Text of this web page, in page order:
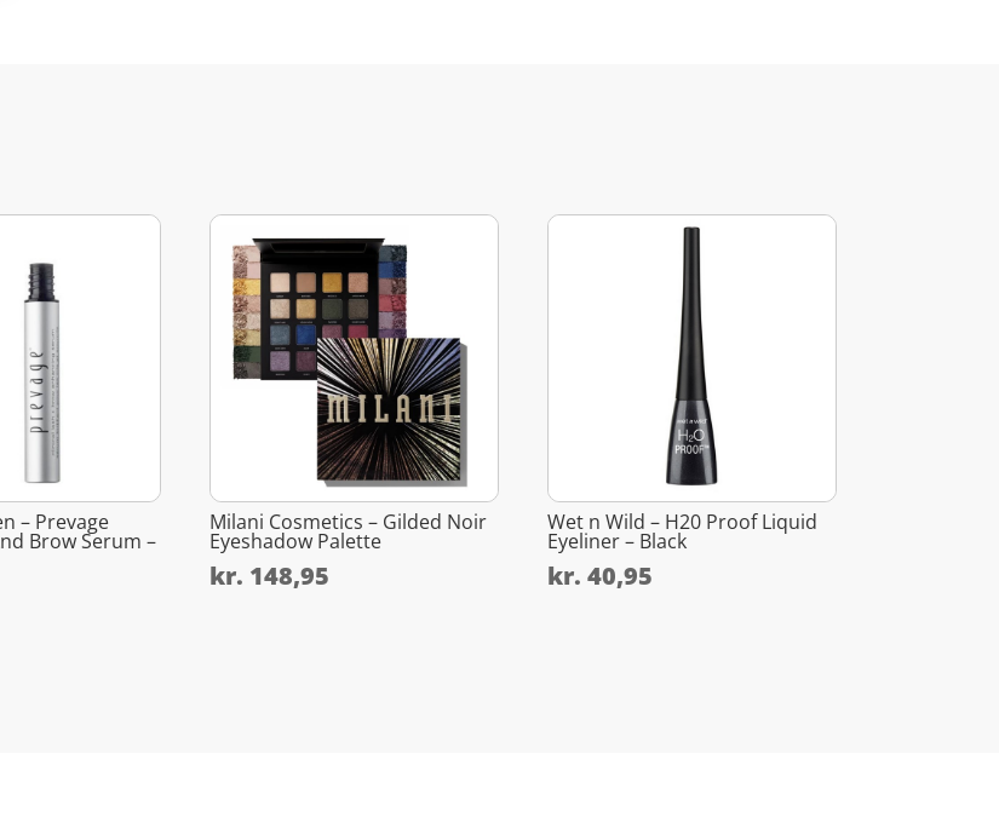
– Prevage
Brow Serum –
Milani Cosmetics – Gilded Noir
Eyeshadow Palette
kr. 148,95
Wet n Wild – H20 Proof Liquid
Eyeliner – Black
kr. 40,95